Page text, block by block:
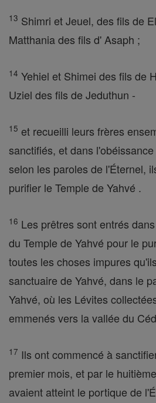
13 Shimri et Jeuel, des fils de
Matthania des fils d' Asaph ;
14 Yehiel et Shimei des fils de
Uziel des fils de Jeduthun -
15 et recueilli leurs frères
sanctifiés, et dans
selon les paroles de l'Éternel,
purifier le Temple de Yahvé .
16 Les prêtres sont entrés
du Temple de Yahvé pour le
toutes les choses impures
sanctuaire de Yahvé, dans le
Yahvé, où les Lévites
emmenés vers la vallée du
17 Ils ont commencé à
premier mois, et par le
avaient atteint le portique de